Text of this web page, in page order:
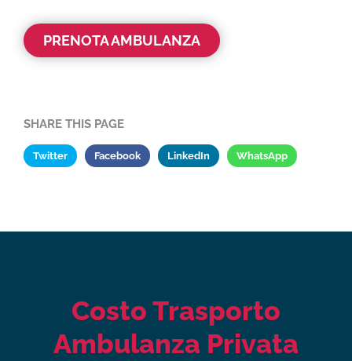
PRENOTA AMBULANZA
SHARE THIS PAGE
Twitter Facebook LinkedIn WhatsApp
Costo Trasporto
Ambulanza Privata